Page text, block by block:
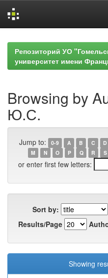
navigationРепозиторий УО
университет имени
Browsing by
Ю.С.
Jump to: 0-9 A B C D
M
N O P Q R S
or enter first few letters:
Sort by:
Results/Page
Showing